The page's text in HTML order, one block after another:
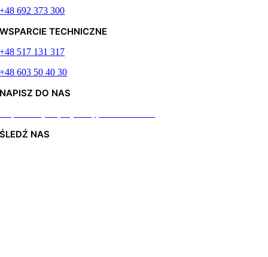
+48 692 373 300
WSPARCIE TECHNICZNE
+48 517 131 317
+48 603 50 40 30
NAPISZ DO NAS
ŚLEDŹ NAS